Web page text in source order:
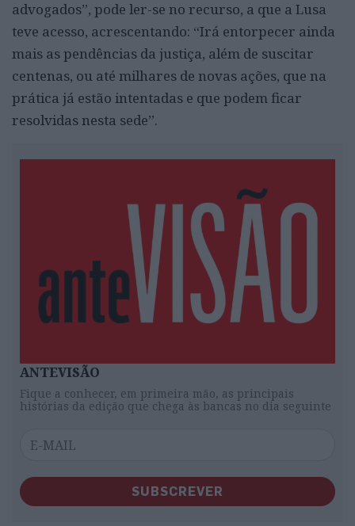
advogados”, pode ler-se no recurso, a que a Lusa
teve acesso, acrescentando: “Irá entorpecer ainda
mais as pendências da justiça, além de suscitar
centenas, ou até milhares de novas ações, que na
prática já estão intentadas e que podem ficar
resolvidas nesta sede”.
ANTEVISÃO
Fique a conhecer, em primeira mão, as principais
histórias da edição que chega às bancas no dia seguinte
SUBSCREVER